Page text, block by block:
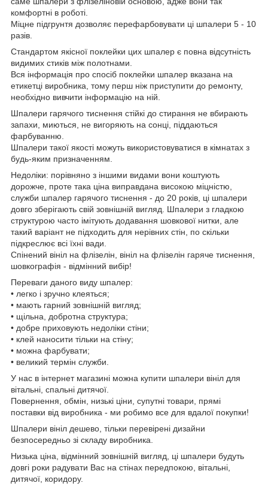
комфортні в роботі.
Міцне підгрунтя дозволяє перефарбовувати ці шпалери 5 - 10
разів.
Стандартом якісної поклейки цих шпалер є повна відсутність
видимих стиків між полотнами.
Вся інформація про спосіб поклейки шпалер вказана на
етикетці виробника, тому перш ніж приступити до ремонту,
необхідно вивчити інформацію на ній.
Шпалери гарячого тиснення стійкі до стирання не вбирають
запахи, миються, не вигоряють на сонці, піддаються
фарбуванню.
Шпалери такої якості можуть використовуватися в кімнатах з
будь-яким призначенням.
Недоліки: порівняно з іншими видами вони коштують
дорожче, проте така ціна виправдана високою міцністю,
служби шпалер гарячого тиснення - до 20 років, ці шпалери
довго зберігають свій зовнішній вигляд. Шпалери з гладкою
структурою часто імітують додавання шовкової нитки, але
такий варіант не підходить для нерівних стін, по скільки
підкреслює всі їхні вади.
Спінений вініл на флізелін, вініл на флізелін гаряче тиснення,
шовкографія - відмінний вибір!
Переваги даного виду шпалер:
• легко і зручно клеяться;
• мають гарний зовнішній вигляд;
• щільна, добротна структура;
• добре приховують недоліки стіни;
• клей наносити тільки на стіну;
• можна фарбувати;
• великий термін служби.
У нас в інтернет магазині можна купити шпалери вініл для
вітальні, спальні дитячої.
Повернення, обмін, низькі ціни, супутні товари, прямі
поставки від виробника - ми робимо все для вдалої покупки!
Шпалери вініл дешево, тільки перевірені дизайни
безпосередньо зі складу виробника.
Низька ціна, відмінний зовнішній вигляд, ці шпалери будуть
довгі роки радувати Вас на стінах передпокою, вітальні,
дитячої, коридору.